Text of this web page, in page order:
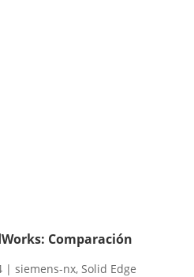
Comparación
| siemens-nx, Solid Edge